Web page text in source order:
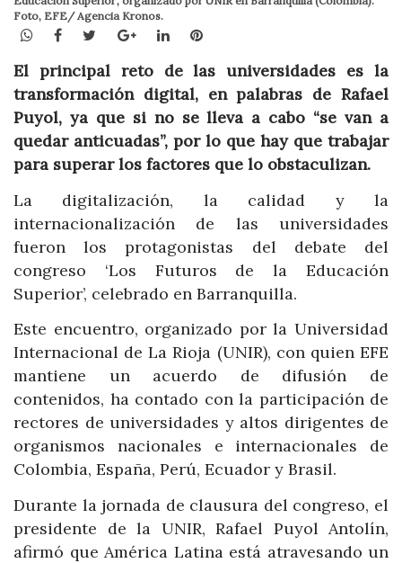
Foto, EFE/ Agencia Kronos.
WhatsApp
Facebook
TwitterGoogle+LinkedInPinterest
El principal reto de las universidades es la
transformación digital, en palabras de Rafael
Puyol, ya que si no se lleva a cabo “se van a
quedar anticuadas”, por lo que hay que trabajar
para superar los factores que lo obstaculizan.
La digitalización, la calidad y la
internacionalización de las universidades
fueron los protagonistas del debate del
congreso ‘Los Futuros de la Educación
Superior’, celebrado en Barranquilla.
Este encuentro, organizado por la Universidad
Internacional de La Rioja (UNIR), con quien EFE
mantiene un acuerdo de difusión de
contenidos, ha contado con la participación de
rectores de universidades y altos dirigentes de
organismos nacionales e internacionales de
Colombia, España, Perú, Ecuador y Brasil.
Durante la jornada de clausura del congreso, el
presidente de la UNIR, Rafael Puyol Antolín,
afirmó que América Latina está atravesando un